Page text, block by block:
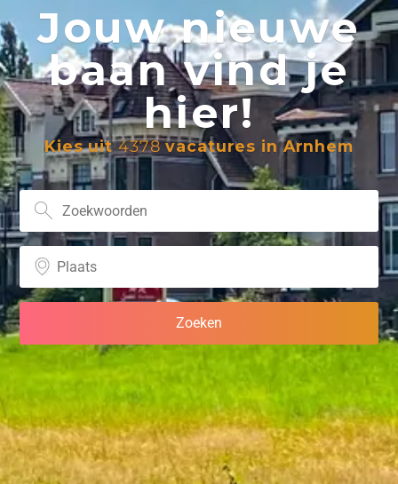
Jouw nieuwe
baan vind je
hier!
Kies uit4378vacatures in Arnhem